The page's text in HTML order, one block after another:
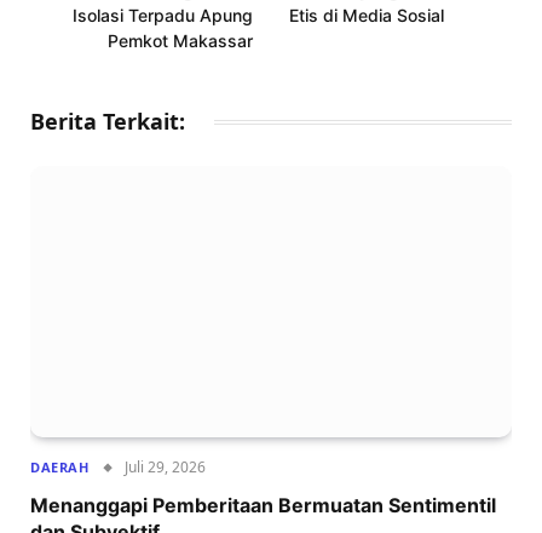
Isolasi Terpadu Apung
Pemkot Makassar
Etis di Media Sosial
Berita Terkait:
DAERAH Juli 29, 2026
Menanggapi Pemberitaan Bermuatan Sentimentil